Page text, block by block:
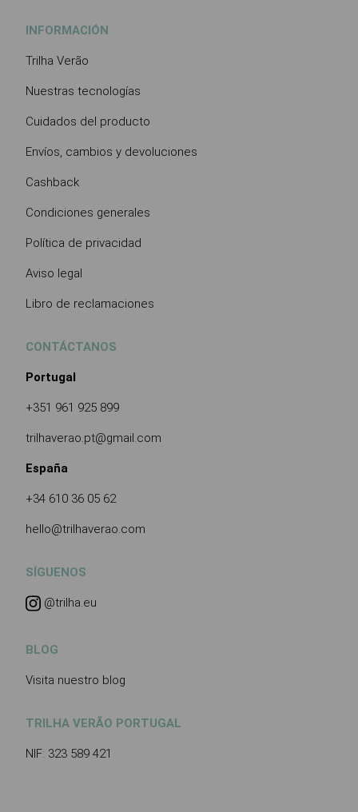
INFORMACIÓN
Trilha Verão
Nuestras tecnologías
Cuidados del producto
Envíos, cambios y devoluciones
Cashback
Condiciones generales
Política de privacidad
Aviso legal
Libro de reclamaciones
CONTÁCTANOS
Portugal
+351 961 925 899
trilhaverao.pt@gmail.com
España
+34 610 36 05 62
hello@trilhaverao.com
SÍGUENOS
@trilha.eu
BLOG
Visita nuestro blog
TRILHA VERÃO PORTUGAL
NIF: 323 589 421